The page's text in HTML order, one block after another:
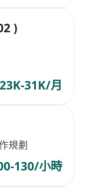
)
31K/月
規劃
130/小時